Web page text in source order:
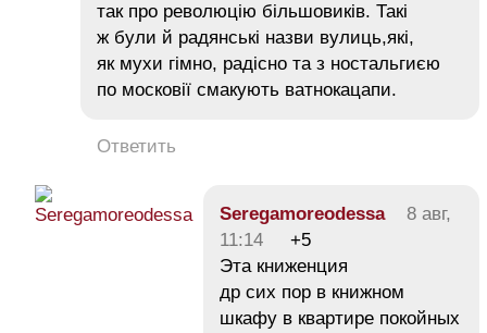
так про революцію більшовиків. Такі
ж були й радянські назви вулиць,які,
як мухи гімно, радісно та з ностальгиєю
по московії смакують ватнокацапи.
Ответить
Seregamoreodessa
8 авг,
11:14
+5
Эта книженция
др сих пор в книжном
шкафу в квартире покойных